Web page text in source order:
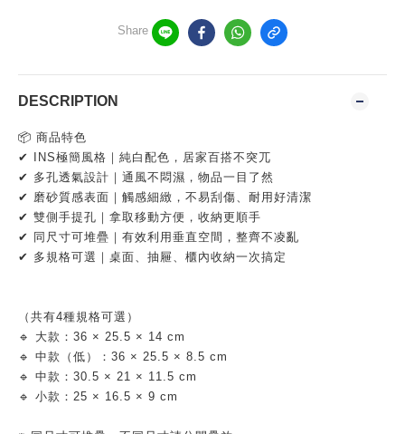
Share
DESCRIPTION
📦 商品特色
✔ INS極簡風格｜純白配色，居家百搭不突兀
✔ 多孔透氣設計｜通風不悶濕，物品一目了然
✔ 磨砂質感表面｜觸感細緻，不易刮傷、耐用好清潔
✔ 雙側手提孔｜拿取移動方便，收納更順手
✔ 同尺寸可堆疊｜有效利用垂直空間，整齊不凌亂
✔ 多規格可選｜桌面、抽屜、櫃內收納一次搞定
（共有4種規格可選）
🔹 大款：36 × 25.5 × 14 cm
🔹 中款（低）：36 × 25.5 × 8.5 cm
🔹 中款：30.5 × 21 × 11.5 cm
🔹 小款：25 × 16.5 × 9 cm